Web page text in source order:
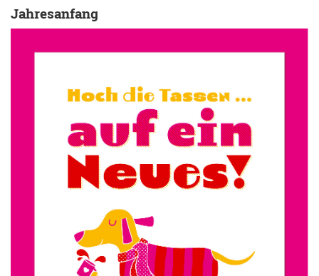
Jahresanfang